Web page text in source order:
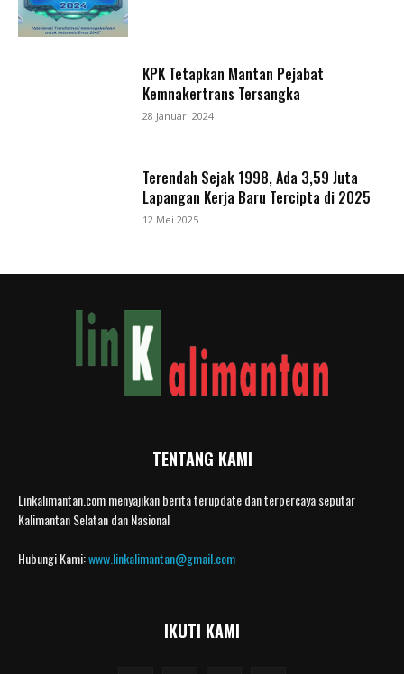
KPK Tetapkan Mantan Pejabat
Kemnakertrans Tersangka
28 Januari 2024
Terendah Sejak 1998, Ada 3,59 Juta
Lapangan Kerja Baru Tercipta di 2025
12 Mei 2025
TENTANG KAMI
Linkalimantan.com menyajikan berita terupdate dan terpercaya seputar
Kalimantan Selatan dan Nasional
Hubungi Kami:www.linkalimantan@gmail.com
IKUTI KAMI